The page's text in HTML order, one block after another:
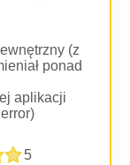
(z
ponad
aplikacji
5